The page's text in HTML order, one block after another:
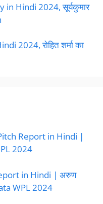
Hindi 2024, सूर्यकुमार
2024, रोहित शर्मा का
Report in Hindi |
IPL 2024
in Hindi | अरुण
WPL 2024